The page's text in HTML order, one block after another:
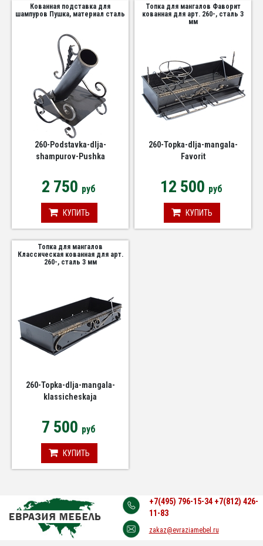
Кованная подставка для
шампуров Пушка, материал сталь
260-Podstavka-dlja-
shampurov-Pushka
2 750 руб
КУПИТЬ
Топка для мангалов Фаворит
кованная для арт. 260-, сталь 3
мм
260-Topka-dlja-mangala-
Favorit
12 500 руб
КУПИТЬ
Топка для мангалов
Классическая кованная для арт.
260-, сталь 3 мм
260-Topka-dlja-mangala-
klassicheskaja
7 500 руб
КУПИТЬ
+7(495) 796-15-34 +7(812) 426-
11-83
zakaz@evraziamebel.ru